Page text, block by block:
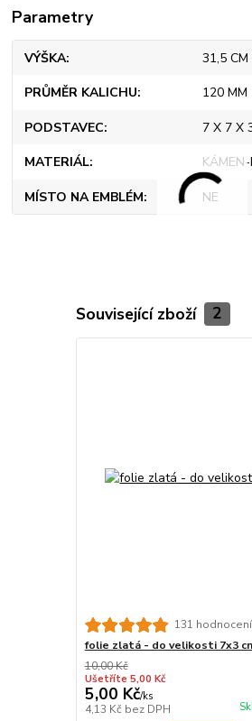
Parametry
VÝŠKA 31,5 CM
PRŮMĚR KALICHU 120 MM
PODSTAVEC 7 X 7 X
MATERIÁL
MÍSTO NA EMBLÉM NE
Související zboží 2
131 hodnocení
folie zlatá - do velikosti 7x3
10,00 Kč
Ušetříte 5,00 Kč
5,00 Kč/ks
4,13 Kč bez DPH